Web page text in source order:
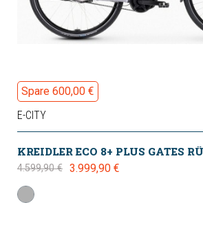
Spare 600,00 €
E-CITY
4.599,90 € 3.999,90 €